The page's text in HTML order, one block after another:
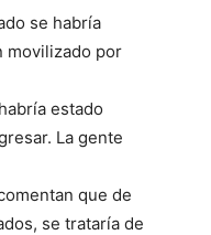
se habría
movilizado por
estado
La gente
que de
se trataría de